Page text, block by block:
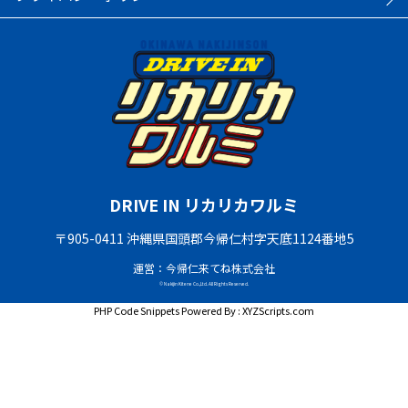
DRIVE IN リカリカワルミ
〒905-0411 沖縄県国頭郡今帰仁村字天底1124番地5
運営：今帰仁来てね株式会社
© Nakijin Kitene Co.,Ltd. All Rights Reserved.
PHP Code SnippetsPowered By :XYZScripts.com